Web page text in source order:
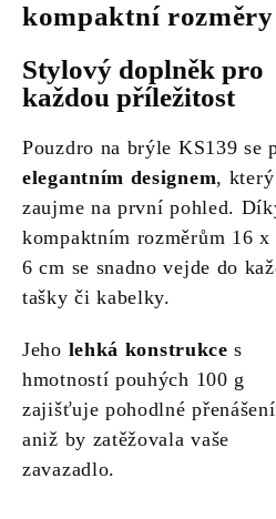
kompaktní rozměry
Stylový doplněk pro
každou příležitost
Pouzdro na brýle KS139 se
elegantním designem, který
zaujme na první pohled.
kompaktním rozměrům 16 x
6 cm se snadno vejde do
tašky či kabelky.
Jeho lehká konstrukce s
hmotností pouhých 100 g
zajišťuje pohodlné
aniž by zatěžovala vaše
zavazadlo.